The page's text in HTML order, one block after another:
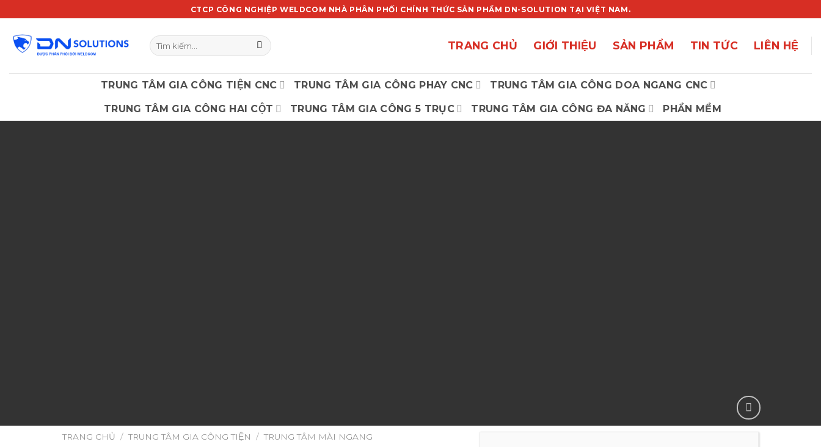
đến
nội
dung
CTCP CÔNG NGHIỆP WELDCOM NHÀ PHÂN PHỐI CHÍNH THỨC SẢN PHẨM DN-SOLUTION TẠI VIỆT NAM.
Tìm
kiếm:
TRANG CHỦ GIỚI THIỆU SẢN PHẨM TIN TỨC LIÊN HỆ
TRUNG TÂM GIA CÔNG TIỆN CNC TRUNG TÂM GIA CÔNG PHAY CNC TRUNG TÂM GIA CÔNG DOA NGANG CNC
TRUNG TÂM GIA CÔNG HAI CỘT TRUNG TÂM GIA CÔNG 5 TRỤC TRUNG TÂM GIA CÔNG ĐA NĂNG PHẦN MỀM
TRANG CHỦ / TRUNG TÂM GIA CÔNG TIỆN / TRUNG TÂM MÀI NGANG